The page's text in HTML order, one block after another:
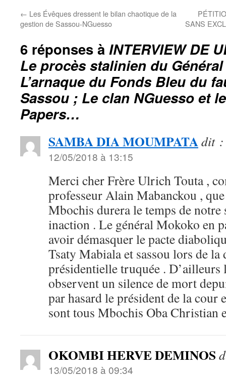
← Les Évêques dressent le bilan chaotique de la
gestion de Sassou-NGuesso
SANS
6 réponses à INTERVIEW DE
Le procès stalinien du
L’arnaque du Fonds Bleu du
Sassou ; Le clan NGuesso et
Papers…
SAMBA DIA MOUMPATAdit :
12/05/2018 à 13:15
Merci cher Frère Ulrich Touta ,
professeur Alain Mabanckou ,
Mbochis durera le temps de notre
inaction . Le général Mokoko en
avoir démasquer le pacte
Tsaty Mabiala et sassou lors de
présidentielle truquée . D’ailleurs
observent un silence de mort
par hasard le président de la cour
sont tous Mbochis Oba Christian
OKOMBI HERVE DEMINOS
13/05/2018 à 09:34